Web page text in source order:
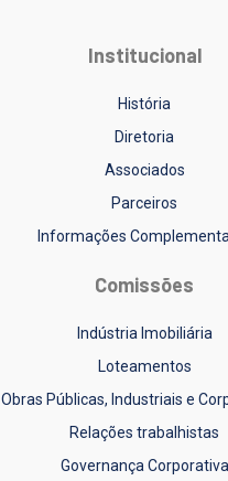
Institucional
História
Diretoria
Associados
Parceiros
Informações
Comissões
Indústria Imobiliária
Loteamentos
Obras Públicas, Industriais e
Relações trabalhistas
Governança Corporativa